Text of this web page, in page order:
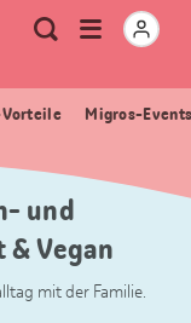
Meta
Navigation
Suche
Menu
öffnen
Migros-
und
Vegan
mit der Familie.